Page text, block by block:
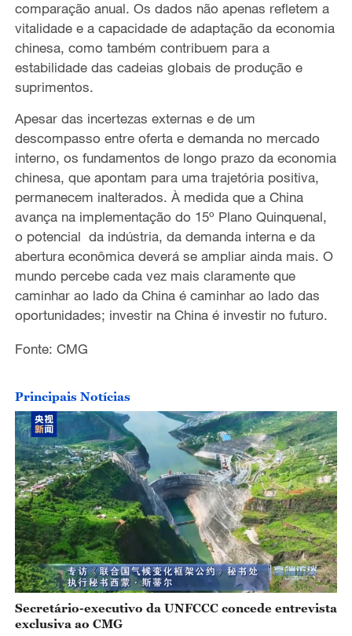
comparação anual. Os dados não apenas refletem a
vitalidade e a capacidade de adaptação da economia
chinesa, como também contribuem para a
estabilidade das cadeias globais de produção e
suprimentos.
Apesar das incertezas externas e de um
descompasso entre oferta e demanda no mercado
interno, os fundamentos de longo prazo da economia
chinesa, que apontam para uma trajetória positiva,
permanecem inalterados. À medida que a China
avança na implementação do 15º Plano Quinquenal,
o potencial da indústria, da demanda interna e da
abertura econômica deverá se ampliar ainda mais. O
mundo percebe cada vez mais claramente que
caminhar ao lado da China é caminhar ao lado das
oportunidades; investir na China é investir no futuro.
Fonte: CMG
Principais Notícias
Secretário-executivo da UNFCCC concede entrevista
exclusiva ao CMG